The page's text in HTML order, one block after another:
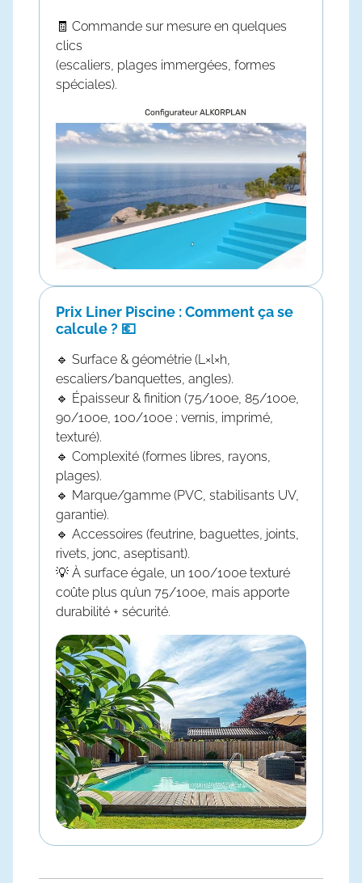
🧾 Commande sur mesure en quelques
clics
(escaliers, plages immergées, formes
spéciales).
Prix Liner Piscine : Comment ça se
calcule ? 💶
🔹 Surface & géométrie (L×l×h,
escaliers/banquettes, angles).
🔹 Épaisseur & finition (75/100e, 85/100e,
90/100e, 100/100e ; vernis, imprimé,
texturé).
🔹 Complexité (formes libres, rayons,
plages).
🔹 Marque/gamme (PVC, stabilisants UV,
garantie).
🔹 Accessoires (feutrine, baguettes, joints,
rivets, jonc, aseptisant).
💡 À surface égale, un 100/100e texturé
coûte plus qu’un 75/100e, mais apporte
durabilité + sécurité.